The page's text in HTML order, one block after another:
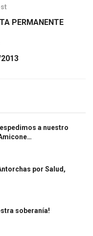
PERMANENTE
a nuestro
por Salud,
soberanía!